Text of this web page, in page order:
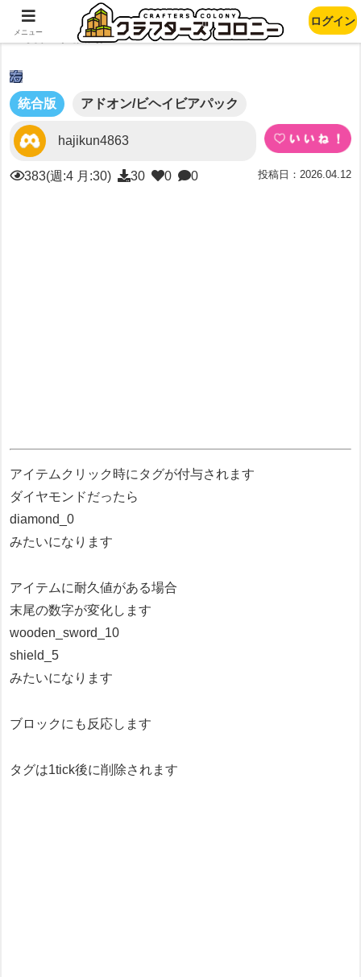
右クリ検知
統合版 アドオン/ビヘイビアパック
hajikun4863
383(週:4 月:30) 30 0 0 投稿日：2026.04.12
アイテムクリック時にタグが付与されます
ダイヤモンドだったら
diamond_0
みたいになります
アイテムに耐久値がある場合
末尾の数字が変化します
wooden_sword_10
shield_5
みたいになります
ブロックにも反応します
タグは1tick後に削除されます
メニュー
ログイン